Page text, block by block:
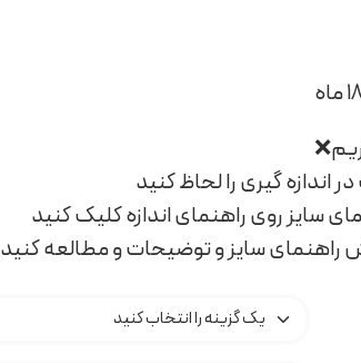
سایز روی راهنمای اندازه کلیک کنید
راهنمای سایز و توضیحات و مطالعه کنید